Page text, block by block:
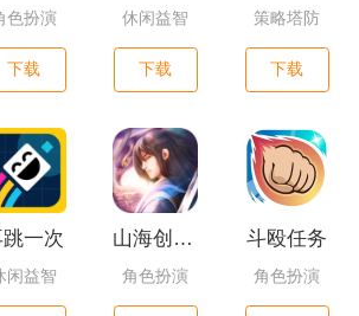
色扮演
下载
休闲益智
下载
策略塔防
下载
一次
闲益智
山海创世录一剑天逆
角色扮演
斗殴任务
角色扮演